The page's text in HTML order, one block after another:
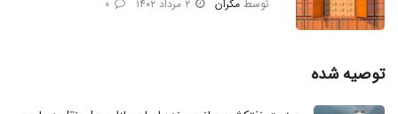
توسط مکران
توصیه شده